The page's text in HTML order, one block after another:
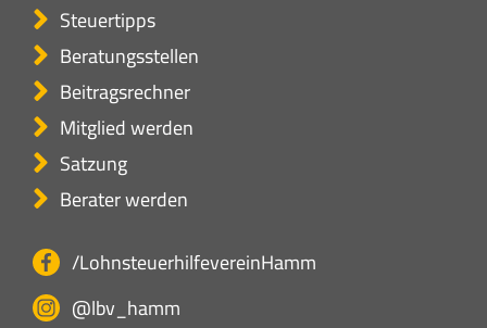
Steuertipps
Beratungsstellen
Beitragsrechner
Mitglied werden
Satzung
Berater werden
/LohnsteuerhilfevereinHamm
@lbv_hamm